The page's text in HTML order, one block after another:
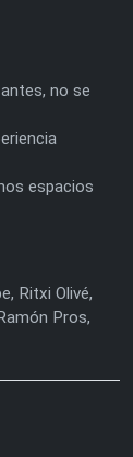
no se
espacios
Ritxi Olivé,
Pros,